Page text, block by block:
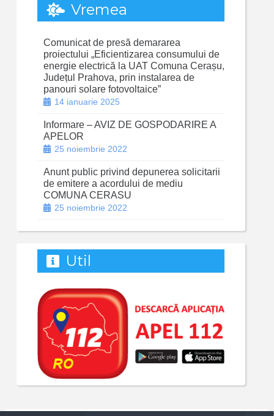
Vremea
Comunicat de presă demararea
proiectului „Eficientizarea consumului de
energie electrică la UAT Comuna Cerașu,
Județul Prahova, prin instalarea de
panouri solare fotovoltaice”
14 ianuarie 2025
Informare – AVIZ DE GOSPODARIRE A
APELOR
25 noiembrie 2022
Anunt public privind depunerea solicitarii
de emitere a acordului de mediu
COMUNA CERASU
25 noiembrie 2022
Util